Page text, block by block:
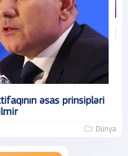
əsas prinsipləri
Dünya